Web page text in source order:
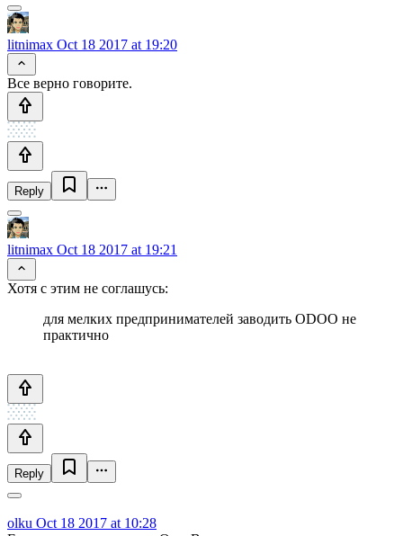
litnimax Oct 18 2017 at 19:20
Все верно говорите.
Reply
litnimax Oct 18 2017 at 19:21
Хотя с этим не соглашусь:
для мелких предпринимателей заводить ODOO не
практично
Reply
olku Oct 18 2017 at 10:28